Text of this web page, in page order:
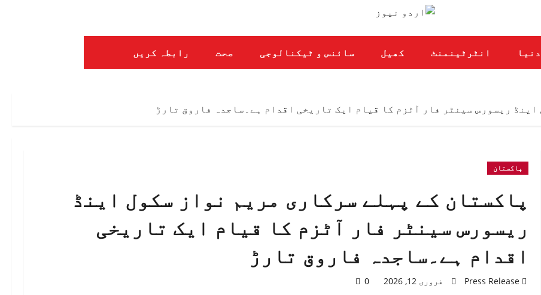
دنیا انٹرٹینمنٹ کھیل سائنس و ٹیکنالوجی صحت رابطہ کریں
ریسورس سینٹر فار آٹزم کا قیام ایک تاریخی اقدام ہے۔ساجدہ فاروق تارڑ
پاکستان
پاکستان کے پہلے سرکاری مریم نواز سکول اینڈ
ریسورس سینٹر فار آٹزم کا قیام ایک تاریخی
اقدام ہے۔ساجدہ فاروق تارڑ
Press Release فروری 12, 2026 0